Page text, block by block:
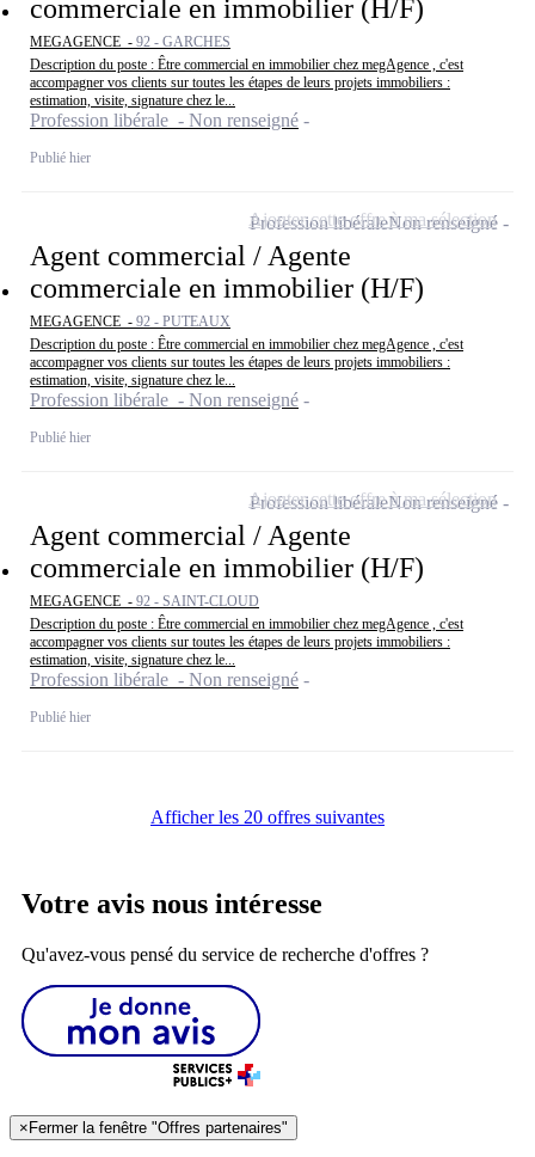
commerciale en immobilier (H/F)
MEGAGENCE - 92 - GARCHES
Description du poste : Être commercial en immobilier chez megAgence , c'est
accompagner vos clients sur toutes les étapes de leurs projets immobiliers :
estimation, visite, signature chez le...
Profession libérale - Non renseigné
Publié hier
Agent commercial / Agente
commerciale en immobilier (H/F)
MEGAGENCE - 92 - PUTEAUX
Description du poste : Être commercial en immobilier chez megAgence , c'est
accompagner vos clients sur toutes les étapes de leurs projets immobiliers :
estimation, visite, signature chez le...
Profession libérale - Non renseigné
Publié hier
Profession libéraleNon renseigné
Ajouter cette offre à ma sélection
Agent commercial / Agente
commerciale en immobilier (H/F)
MEGAGENCE - 92 - SAINT-CLOUD
Description du poste : Être commercial en immobilier chez megAgence , c'est
accompagner vos clients sur toutes les étapes de leurs projets immobiliers :
estimation, visite, signature chez le...
Profession libérale - Non renseigné
Publié hier
Profession libéraleNon renseigné
Ajouter cette offre à ma sélection
Afficher les 20 offres suivantes
Votre avis nous intéresse
Qu'avez-vous pensé du service de recherche d'offres ?
× Fermer la fenêtre "Offres partenaires"